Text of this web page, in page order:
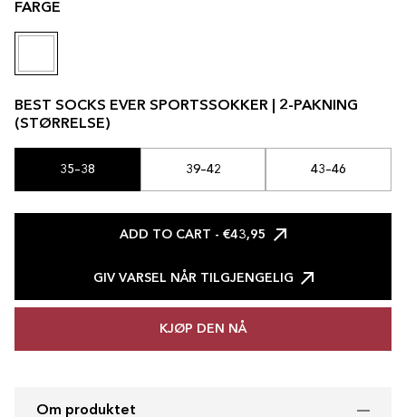
FARGE
BEST SOCKS EVER SPORTSSOKKER | 2-PAKNING
(STØRRELSE)
35–38 39–42 43–46
ADD TO CART - €43,95
GIV VARSEL NÅR TILGJENGELIG
KJØP DEN NÅ
Om produktet